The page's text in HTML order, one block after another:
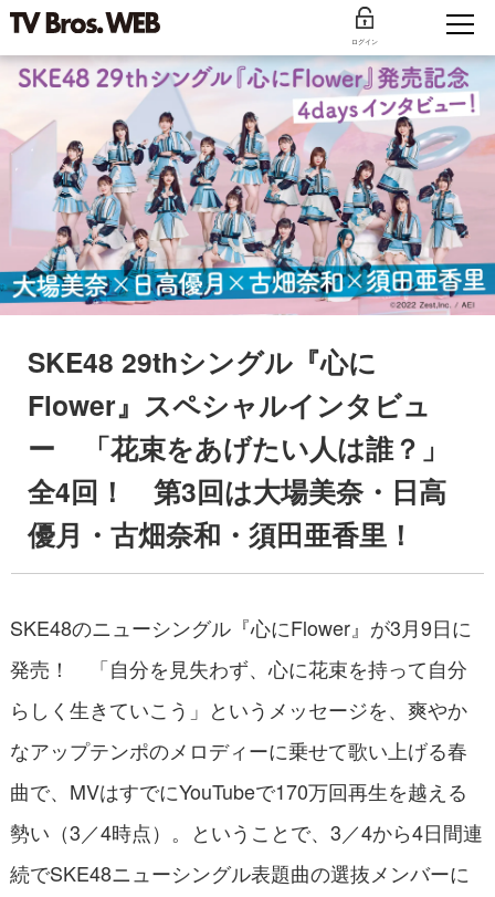
ログイン
SKE48 29thシングル『心に
Flower』スペシャルインタビュ
ー 「花束をあげたい人は誰？」
全4回！ 第3回は大場美奈・日高
優月・古畑奈和・須田亜香里！
SKE48のニューシングル『心にFlower』が3月9日に
発売！ 「自分を見失わず、心に花束を持って自分
らしく生きていこう」というメッセージを、爽やか
なアップテンポのメロディーに乗せて歌い上げる春
曲で、MVはすでにYouTubeで170万回再生を越える
勢い（3／4時点）。ということで、3／4から4日間連
続でSKE48ニューシングル表題曲の選抜メンバーに